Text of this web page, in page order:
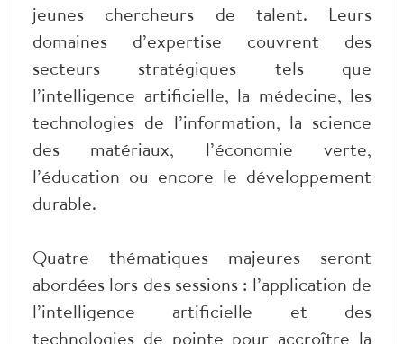
jeunes chercheurs de talent. Leurs
domaines d’expertise couvrent des
secteurs stratégiques tels que
l’intelligence artificielle, la médecine, les
technologies de l’information, la science
des matériaux, l’économie verte,
l’éducation ou encore le développement
durable.
Quatre thématiques majeures seront
abordées lors des sessions : l’application de
l’intelligence artificielle et des
technologies de pointe pour accroître la